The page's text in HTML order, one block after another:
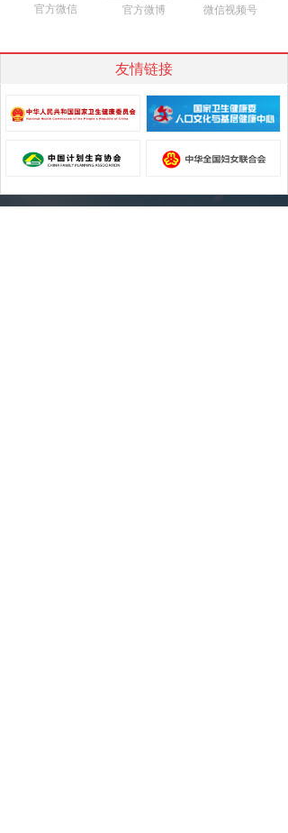
官方微信 官方微博 微信视频号
友情链接